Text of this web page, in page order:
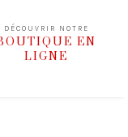
DÉCOUVRIR NOTRE
EN
LIGNE